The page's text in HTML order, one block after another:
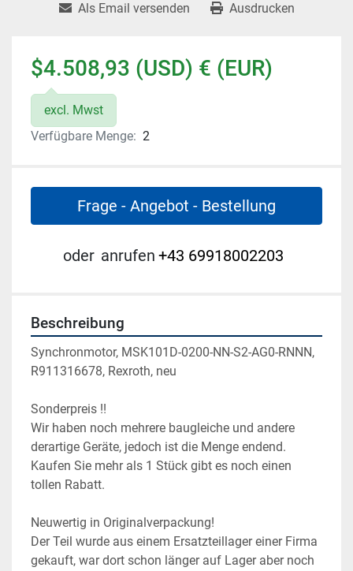
Als Email versenden Ausdrucken
$4.508,93 (USD) € (EUR)
excl. Mwst
Verfügbare Menge: 2
Frage - Angebot - Bestellung
oder anrufen +43 69918002203
Beschreibung
Synchronmotor, MSK101D-0200-NN-S2-AG0-RNNN,
R911316678, Rexroth, neu
Sonderpreis !!
Wir haben noch mehrere baugleiche und andere
derartige Geräte, jedoch ist die Menge endend.
Kaufen Sie mehr als 1 Stück gibt es noch einen
tollen Rabatt.
Neuwertig in Originalverpackung!
Der Teil wurde aus einem Ersatzteillager einer Firma
gekauft, war dort schon länger auf Lager aber noch